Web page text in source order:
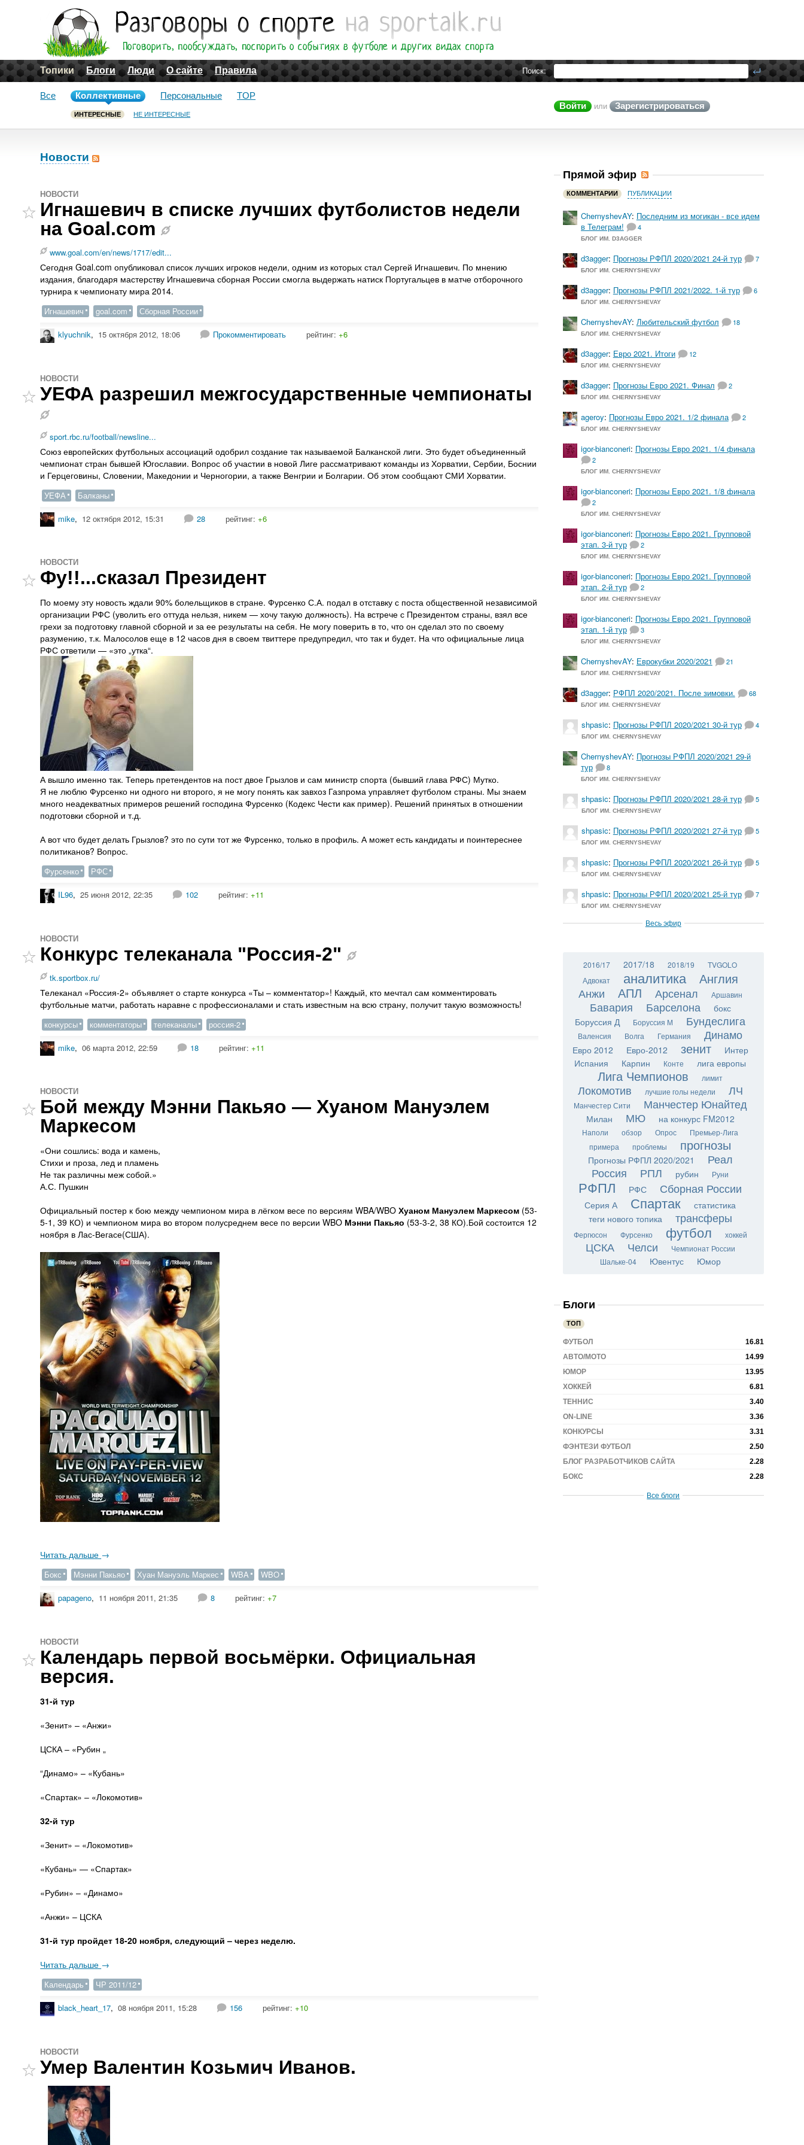
Поиск:
Топики Блоги Люди О сайте Правила
Войти или Зарегистрироваться
Все Коллективные
ИНТЕРЕСНЫЕ НЕ ИНТЕРЕСНЫЕ
Персональные TOP
Новости
НОВОСТИ
Игнашевич в списке лучших футболистов недели
на Goal.com
www.goal.com/en/news/1717/edit...
Сегодня Goal.com опубликовал список лучших игроков недели, одним из которых стал Сергей Игнашевич. По мнению
издания, благодаря мастерству Игнашевича сборная России смогла выдержать натиск Португальцев в матче отборочного
турнира к чемпионату мира 2014.
Игнашевич goal.com Сборная России
klyuchnik, 15 октября 2012, 18:06 Прокомментировать рейтинг:+6
НОВОСТИ
УЕФА разрешил межгосударственные чемпионаты
sport.rbc.ru/football/newsline...
Союз европейских футбольных ассоциаций одобрил создание так называемой Балканской лиги. Это будет объединенный
чемпионат стран бывшей Югославии. Вопрос об участии в новой Лиге рассматривают команды из Хорватии, Сербии, Боснии
и Герцеговины, Словении, Македонии и Черногории, а также Венгрии и Болгарии. Об этом сообщают СМИ Хорватии.
УЕФА Балканы
mike, 12 октября 2012, 15:31 28 рейтинг:+6
НОВОСТИ
Фу!!...сказал Президент
По моему эту новость ждали 90% болельщиков в стране. Фурсенко С.А. подал в отставку с поста общественной независимой
организации РФС (уволить его оттуда нельзя, никем — хочу такую должность). На встрече с Президентом страны, взял все
грехи за подготовку главной сборной и за ее результаты на себя. Не могу поверить в то, что он сделал это по своему
разумению, т.к. Малосолов еще в 12 часов дня в своем твиттере предупредил, что так и будет. На что официальные лица
РФС ответили — «это „утка“.
А вышло именно так. Теперь претендентов на пост двое Грызлов и сам министр спорта (бывший глава РФС) Мутко.
Я не люблю Фурсенко ни одного ни второго, я не могу понять как завхоз Газпрома управляет футболом страны. Мы знаем
много неадекватных примеров решений господина Фурсенко (Кодекс Чести как пример). Решений принятых в отношении
подготовки сборной и т.д.
А вот что будет делать Грызлов? это по сути тот же Фурсенко, только в профиль. А может есть кандидаты и поинтереснее
политиканов? Вопрос.
Фурсенко РФС
IL96, 25 июня 2012, 22:35 102 рейтинг:+11
НОВОСТИ
Конкурс телеканала "Россия-2"
tk.sportbox.ru/
Телеканал «Россия-2» объявляет о старте конкурса «Ты – комментатор»! Каждый, кто мечтал сам комментировать
футбольные матчи, работать наравне с профессионалами и стать известным на всю страну, получит такую возможность!
конкурсы комментаторы телеканалы россия-2
mike, 06 марта 2012, 22:59 18 рейтинг:+11
НОВОСТИ
Бой между Мэнни Пакьяо — Хуаном Мануэлем
Маркесом
«Они сошлись: вода и камень,
Стихи и проза, лед и пламень
Не так различны меж собой.»
А.С. Пушкин
Официальный постер к бою между чемпионом мира в лёгком весе по версиям WBA/WBOХуаном Мануэлем Маркесом (53-
5-1, 39 КО) и чемпионом мира во втором полусреднем весе по версии WBO Мэнни Пакьяо (53-3-2, 38 КО).Бой состоится 12
ноября в Лас-Вегасе(США).
Читать дальше →
Бокс Мэнни Пакьяо Хуан Мануэль Маркес WBA WBO
papageno, 11 ноября 2011, 21:35 8 рейтинг:+7
НОВОСТИ
Календарь первой восьмёрки. Официальная
версия.
31-й тур
«Зенит» – «Анжи»
ЦСКА – «Рубин „
“Динамо» – «Кубань»
«Спартак» – «Локомотив»
32-й тур
«Зенит» – «Локомотив»
«Кубань» — «Спартак»
«Рубин» – «Динамо»
«Анжи» – ЦСКА
31-й тур пройдет 18-20 ноября, следующий – через неделю.
Читать дальше →
Календарь ЧР 2011/12
black_heart_17, 08 ноября 2011, 15:28 156 рейтинг:+10
НОВОСТИ
Умер Валентин Козьмич Иванов.
Прямой эфир
КОММЕНТАРИИ ПУБЛИКАЦИИ
ChernyshevAY: Последним из могикан - все идем
в Телеграм!
4
БЛОГ ИМ. D3AGGER
d3agger: Прогнозы РФПЛ 2020/2021 24-й тур 7
БЛОГ ИМ. CHERNYSHEVAY
d3agger: Прогнозы РФПЛ 2021/2022. 1-й тур 6
БЛОГ ИМ. CHERNYSHEVAY
ChernyshevAY: Любительский футбол 18
БЛОГ ИМ. CHERNYSHEVAY
d3agger: Евро 2021. Итоги 12
БЛОГ ИМ. CHERNYSHEVAY
d3agger: Прогнозы Евро 2021. Финал 2
БЛОГ ИМ. CHERNYSHEVAY
ageroy: Прогнозы Евро 2021. 1/2 финала 2
БЛОГ ИМ. CHERNYSHEVAY
igor-bianconeri: Прогнозы Евро 2021. 1/4 финала
2
БЛОГ ИМ. CHERNYSHEVAY
igor-bianconeri: Прогнозы Евро 2021. 1/8 финала
2
БЛОГ ИМ. CHERNYSHEVAY
igor-bianconeri: Прогнозы Евро 2021. Групповой
этап. 3-й тур
2
БЛОГ ИМ. CHERNYSHEVAY
igor-bianconeri: Прогнозы Евро 2021. Групповой
этап. 2-й тур
2
БЛОГ ИМ. CHERNYSHEVAY
igor-bianconeri: Прогнозы Евро 2021. Групповой
этап. 1-й тур
3
БЛОГ ИМ. CHERNYSHEVAY
ChernyshevAY: Еврокубки 2020/2021 21
БЛОГ ИМ. CHERNYSHEVAY
d3agger: РФПЛ 2020/2021. После зимовки. 68
БЛОГ ИМ. CHERNYSHEVAY
shpasic: Прогнозы РФПЛ 2020/2021 30-й тур 4
БЛОГ ИМ. CHERNYSHEVAY
ChernyshevAY: Прогнозы РФПЛ 2020/2021 29-й
тур
8
БЛОГ ИМ. CHERNYSHEVAY
shpasic: Прогнозы РФПЛ 2020/2021 28-й тур 5
БЛОГ ИМ. CHERNYSHEVAY
shpasic: Прогнозы РФПЛ 2020/2021 27-й тур 5
БЛОГ ИМ. CHERNYSHEVAY
shpasic: Прогнозы РФПЛ 2020/2021 26-й тур 5
БЛОГ ИМ. CHERNYSHEVAY
shpasic: Прогнозы РФПЛ 2020/2021 25-й тур 7
БЛОГ ИМ. CHERNYSHEVAY
Весь эфир
2016/17 2017/18 2018/19
TVGOLO
Адвокат
аналитика Англия
Анжи АПЛ Арсенал Аршавин
Бавария Барселона
бокс
Боруссия Д
Боруссия М Бундеслига
Валенсия Волга Германия Динамо
Евро 2012 Евро-2012 зенит
Интер
Испания
Карпин Конте лига европы
Лига Чемпионов лимит
Локомотив лучшие голы недели ЛЧ
Манчестер Сити Манчестер Юнайтед
Милан МЮ на конкурс FM2012
Наполи обзор Опрос
Премьер-Лига
примера
проблемы прогнозы
Прогнозы РФПЛ 2020/2021
Реал
Россия
РПЛ рубин Руни
РФПЛ РФС Сборная России
Серия А Спартак
статистика
теги нового топика
трансферы
Фергюсон Фурсенко футбол хоккей
ЦСКА Челси
Чемпионат России
Шальке-04
Ювентус Юмор
Блоги
ТОП
16.81
ФУТБОЛ
14.99
АВТО/МОТО
13.95
ЮМОР
6.81
ХОККЕЙ
3.40
ТЕННИС
3.36
ON-LINE
3.31
КОНКУРСЫ
2.50
ФЭНТЕЗИ ФУТБОЛ
2.28
БЛОГ РАЗРАБОТЧИКОВ САЙТА
2.28
БОКС
Все блоги